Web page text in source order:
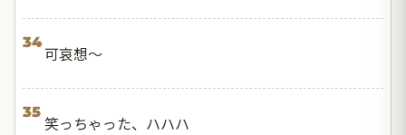
34
可哀想〜
35
笑っちゃった、ハハハ